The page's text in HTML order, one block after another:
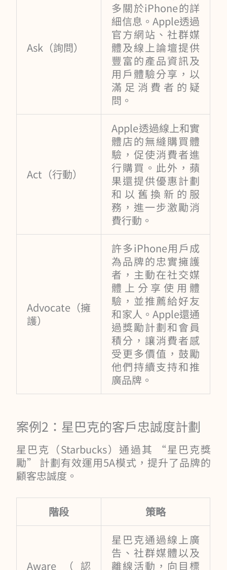
Ask（詢問）
多關於iPhone的詳
細信息。Apple透過
官方網站、社群媒
體及線上論壇提供
豐富的產品資訊及
用戶體驗分享，以
滿足消費者的疑
問。
Act（行動）
Apple透過線上和實
體店的無縫購買體
驗，促使消費者進
行購買。此外，蘋
果還提供優惠計劃
和以舊換新的服
務，進一步激勵消
費行動。
Advocate（擁
護）
許多iPhone用戶成
為品牌的忠實擁護
者，主動在社交媒
體上分享使用體
驗，並推薦給好友
和家人。Apple還通
過獎勵計劃和會員
積分，讓消費者感
受更多價值，鼓勵
他們持續支持和推
廣品牌。
案例2：星巴克的客戶忠誠度計劃
星巴克（Starbucks）通過其 “星巴克獎
勵” 計劃有效運用5A模式，提升了品牌的
顧客忠誠度。
階段 策略
Aware（認
星巴克通過線上廣
告、社群媒體以及
離線活動，向目標